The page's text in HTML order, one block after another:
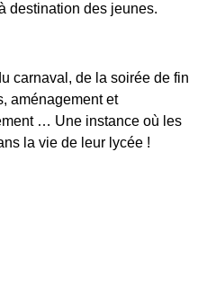
destination des jeunes.
carnaval, de la soirée de fin
aménagement et
… Une instance où les
la vie de leur lycée !